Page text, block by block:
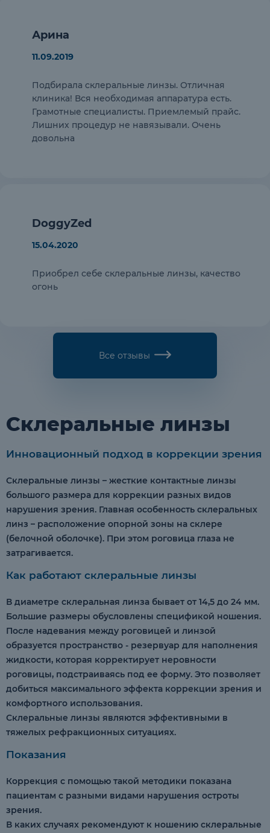
Арина
11.09.2019
Подбирала склеральные линзы. Отличная
клиника! Вся необходимая аппаратура есть.
Грамотные специалисты. Приемлемый прайс.
Лишних процедур не навязывали. Очень
довольна
DoggyZed
15.04.2020
Приобрел себе склеральные линзы, качество
огонь
Все отзывы
Склеральные линзы
Инновационный подход в коррекции зрения
Склеральные линзы – жесткие контактные линзы
большого размера для коррекции разных видов
нарушения зрения. Главная особенность склеральных
линз – расположение опорной зоны на склере
(белочной оболочке). При этом роговица глаза не
затрагивается.
Как работают склеральные линзы
В диаметре склеральная линза бывает от 14,5 до 24 мм.
Большие размеры обусловлены спецификой ношения.
После надевания между роговицей и линзой
образуется пространство - резервуар для наполнения
жидкости, которая корректирует неровности
роговицы, подстраиваясь под ее форму. Это позволяет
добиться максимального эффекта коррекции зрения и
комфортного использования.
Склеральные линзы являются эффективными в
тяжелых рефракционных ситуациях.
Показания
Коррекция с помощью такой методики показана
пациентам с разными видами нарушения остроты
зрения.
В каких случаях рекомендуют к ношению склеральные